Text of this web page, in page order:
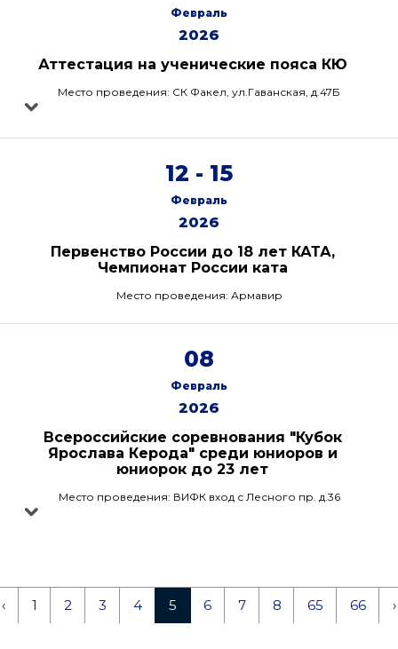
Февраль
2026
Аттестация на ученические пояса КЮ
Место проведения: СК Факел, ул.Гаванская, д.47Б
12 - 15
Февраль
2026
Первенство России до 18 лет КАТА,
Чемпионат России ката
Место проведения: Армавир
08
Февраль
2026
Всероссийские соревнования "Кубок
Ярослава Керода" среди юниоров и
юниорок до 23 лет
Место проведения: ВИФК вход с Лесного пр. д.36
‹ 1 2 3 4 5 6 7 8 65 66 ›